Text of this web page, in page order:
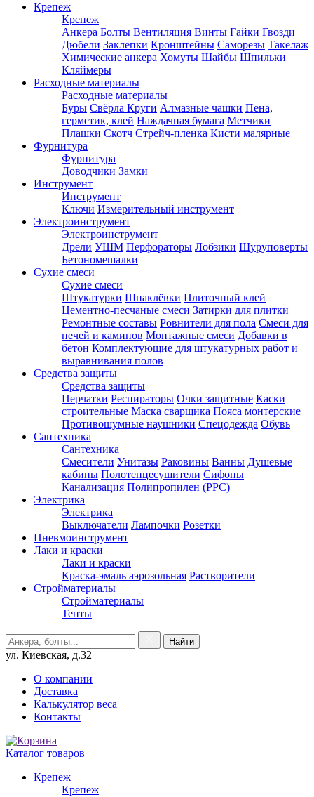
Крепеж
Крепеж
Анкера Болты Вентиляция Винты Гайки Гвозди
Дюбели Заклепки Кронштейны Саморезы Такелаж
Химические анкера Хомуты Шайбы Шпильки
Кляймеры
Расходные материалы
Расходные материалы
Буры Свёрла Круги Алмазные чашки Пена,
герметик, клей Наждачная бумага Метчики
Плашки Скотч Стрейч-пленка Кисти малярные
Фурнитура
Фурнитура
Доводчики Замки
Инструмент
Инструмент
Ключи Измерительный инструмент
Электроинструмент
Электроинструмент
Дрели УШМ Перфораторы Лобзики Шуруповерты
Бетономешалки
Сухие смеси
Сухие смеси
Штукатурки Шпаклёвки Плиточный клей
Цементно-песчаные смеси Затирки для плитки
Ремонтные составы Ровнители для пола Смеси для
печей и каминов Монтажные смеси Добавки в
бетон Комплектующие для штукатурных работ и
выравнивания полов
Средства защиты
Средства защиты
Перчатки Респираторы Очки защитные Каски
строительные Маска сварщика Пояса монтерские
Противошумные наушники Спецодежда Обувь
Сантехника
Сантехника
Смесители Унитазы Раковины Ванны Душевые
кабины Полотенцесушители Сифоны
Канализация Полипропилен (PPC)
Электрика
Электрика
Выключатели Лампочки Розетки
Пневмоинструмент
Лаки и краски
Лаки и краски
Краска-эмаль аэрозольная Растворители
Стройматериалы
Стройматериалы
Тенты
ул. Киевская, д.32
О компании
Доставка
Калькулятор веса
Контакты
Каталог товаров
Крепеж
Крепеж